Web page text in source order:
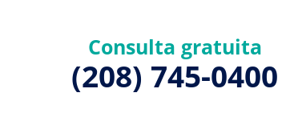
Consulta gratuita
(208) 745-0400